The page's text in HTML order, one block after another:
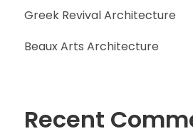
Greek Revival Architecture
Beaux Arts Architecture
Recent